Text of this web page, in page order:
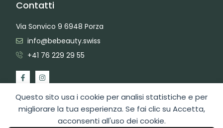
Questo sito usa i cookie per analisi statistiche e per
migliorare la tua esperienza. Se fai clic su Accetta,
acconsenti all'uso dei cookie.
Contatti
Via Sonvico 9 6948 Porza
info@bebeauty.swiss
+41 76 229 29 55
2026 Copyright BeBeauty Hair Care Diffusion Sagl